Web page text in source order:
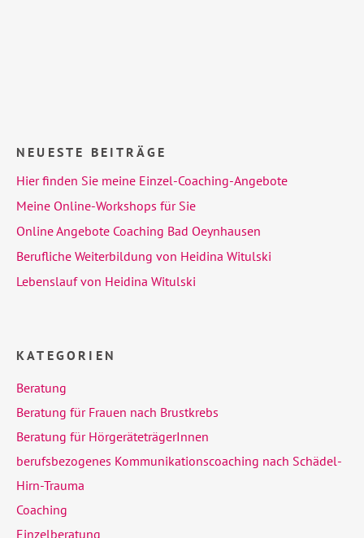
NEUESTE BEITRÄGE
Hier finden Sie meine Einzel-Coaching-Angebote
Meine Online-Workshops für Sie
Online Angebote Coaching Bad Oeynhausen
Berufliche Weiterbildung von Heidina Witulski
Lebenslauf von Heidina Witulski
KATEGORIEN
Beratung
Beratung für Frauen nach Brustkrebs
Beratung für HörgeräteträgerInnen
berufsbezogenes Kommunikationscoaching nach Schädel-
Hirn-Trauma
Coaching
Einzelberatung